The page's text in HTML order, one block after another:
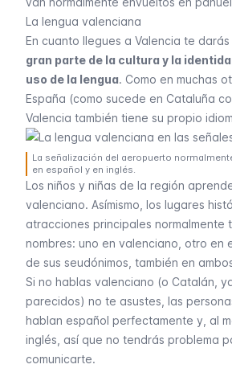
La lengua valenciana
En cuanto llegues a Valencia te
gran parte de la cultura y la
uso de la lengua. Como en muchas
España (como sucede en Cataluña
Valencia también tiene su propio
La señalización del aeropuerto
en español y en inglés.
Los niños y niñas de la región
valenciano. Asímismo, los lugares
atracciones principales normalmente
nombres: uno en valenciano, otro en
de sus seudónimos, también en
Si no hablas valenciano (o Catalán,
parecidos) no te asustes, las
hablan español perfectamente y, al
inglés, así que no tendrás problema
comunicarte.